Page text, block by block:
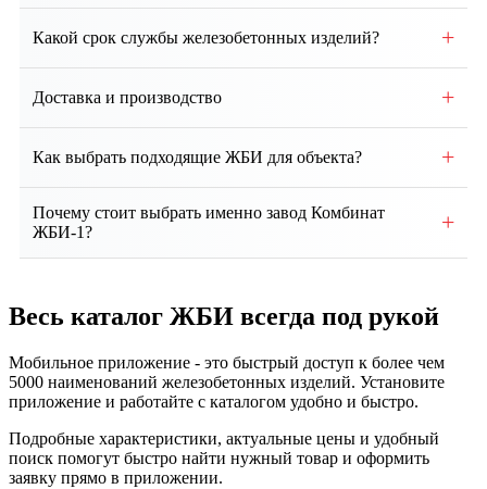
сертификатами соответствия и протоколами
Какой срок службы железобетонных изделий? +
службы ЖБИ составляет от 50 до 100 лет и более.
Доставка и производство +
всех этапах. Доставка по региону и всей России.
Как выбрать подходящие ЖБИ для объекта? +
условий и нагрузок. Наши специалисты помогут
подобрать оптимальные изделия и
Почему стоит выбрать именно завод Комбинат
ЖБИ-1?
+
условия сотрудничества, индивидуальный подход и
надежную доставку продукции точно в срок.
Весь каталог ЖБИ всегда под рукой
Мобильное приложение - это быстрый доступ к более чем
5000 наименований железобетонных изделий. Установите
приложение и работайте с каталогом удобно и быстро.
Подробные характеристики, актуальные цены и удобный
поиск помогут быстро найти нужный товар и оформить
заявку прямо в приложении.